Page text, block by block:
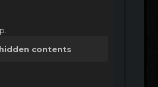
contents